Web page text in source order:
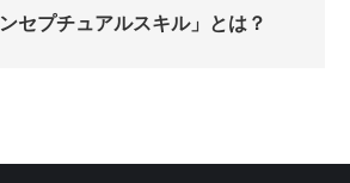
ンセプチュアルスキル」とは？